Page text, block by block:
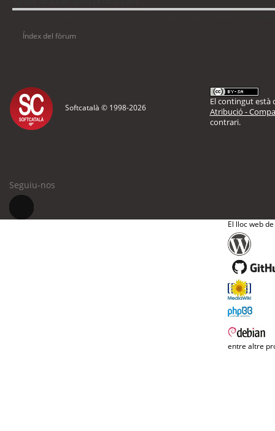
Índex del fòrum
Softcatalà © 1998-2026
El contingut està
Atribució -
contrari.
Seguiu-nos
El lloc web
entre altre